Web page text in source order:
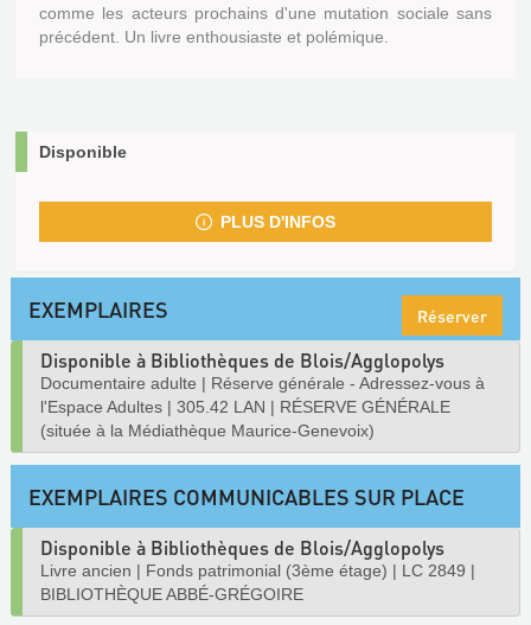
comme les acteurs prochains d'une mutation sociale sans
précédent. Un livre enthousiaste et polémique.
Disponible
PLUS D'INFOS
EXEMPLAIRES Réserver
Disponible à Bibliothèques de Blois/Agglopolys
Documentaire adulte | Réserve générale - Adressez-vous à
l'Espace Adultes | 305.42 LAN | RÉSERVE GÉNÉRALE
(située à la Médiathèque Maurice-Genevoix)
EXEMPLAIRES COMMUNICABLES SUR PLACE
Disponible à Bibliothèques de Blois/Agglopolys
Livre ancien | Fonds patrimonial (3ème étage) | LC 2849 |
BIBLIOTHÈQUE ABBÉ-GRÉGOIRE